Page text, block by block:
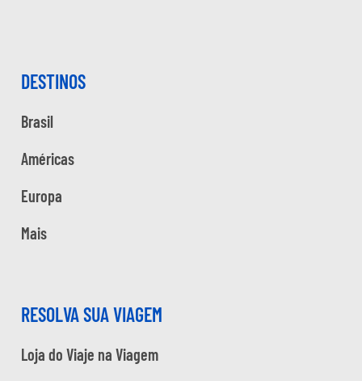
DESTINOS
Brasil
Américas
Europa
Mais
RESOLVA SUA VIAGEM
Loja do Viaje na Viagem